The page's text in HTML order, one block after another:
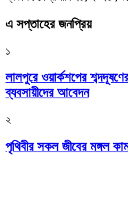
এ সপ্তাহের জনপ্রিয়
১
লালপুরে ওয়ার্কশপের
ব্যবসায়ীদের আবেদন
২
পৃথিবীর সকল জীবের মঙ্গল